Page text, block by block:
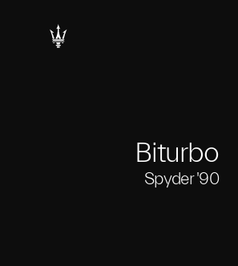
Biturbo
Spyder '90